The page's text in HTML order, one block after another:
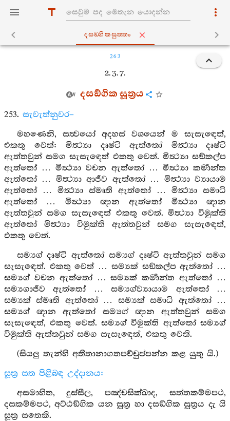
දසඞ‍්ගිකසුත‍්තං
263
2. 3. 7.
දසඞ්ගික සූත්‍රය
253. සැවැත්නුවර–
මහණෙනි, සත්‍වයෝ අදහස් වශයෙන් ම සැසැඳෙත්,
එකතු වෙත්: මිත්‍ථ්‍යා දෘෂ්ටි ඇත්තෝ මිත්‍ථ්‍යා දෘෂ්ටි
ඇත්තවුන් සමග සැසැඳෙත් එකතු වෙත්. මිත්‍ථ්‍යා සඞ්කල්ප
ඇත්තෝ … මිත්‍ථ්‍යා වචන ඇත්තෝ … මිත්‍ථ්‍යා කර්‍මාන්ත
ඇත්තෝ … මිත්‍ථ්‍යා ආජීව ඇත්තෝ … මිත්‍ථ්‍යා ව්‍යායාම
ඇත්තෝ … මිත්‍ථ්‍යා ස්මෘති ඇත්තෝ … මිත්‍ථ්‍යා සමාධි
ඇත්තෝ … මිත්‍ථ්‍යා ඥාන ඇත්තෝ මිත්‍ථ්‍යා ඥාන
ඇත්තවුන් සමග සැසැඳෙත් එකතු වෙත්. මිත්‍ථ්‍යා විමුක්ති
ඇත්තෝ මිත්‍ථ්‍යා විමුක්ති ඇත්තවුන් සමග සැසැඳෙත්,
එකතු වෙත්.
සම්‍යග් දෘෂ්ටි ඇත්තෝ සම්‍යග් දෘෂ්ටි ඇත්තවුන් සමග
සැසැඳෙත්. එකතු වෙත් … සම්‍යක් සඞ්කල්ප ඇත්තෝ …
සම්‍යග් වචන ඇත්තෝ … සම්‍යක් කර්‍මාන්ත ඇත්තෝ …
සම්‍යගාජීව ඇත්තෝ … සම්‍යග්ව්‍යායාම ඇත්තෝ …
සම්‍යක් ස්මෘති ඇත්තෝ … සම්‍යක් සමාධි ඇත්තෝ …
සම්‍යග් ඥාන ඇත්තෝ සම්‍යග් ඥාන ඇත්තවුන් සමග
සැසැඳෙත්, එකතු වෙත්. සම්‍යග් විමුක්ති ඇත්තෝ සම්‍යග්
විමුක්ති ඇත්තවුන් සමග සැසැඳෙත්, එකතු වෙති.
(සියලු තැන්හි අතීතානාගතපච්චුප්පන්න කළ යුතු යි.)
සූත්‍ර සත පිළිබඳ උද්දානය:
අසමාහිත, දුස්සීල, පඤ්චසික්ඛාද, සත්තකම්මපථ,
දසකම්මපථ, අට්ඨඞ්ගික යන සූත්‍ර හා දසඞ්ගික සූත්‍රය දැ යි
සූත්‍ර සතෙකි.